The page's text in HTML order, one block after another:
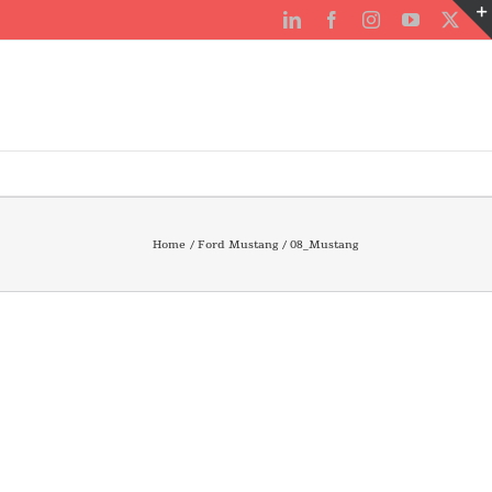
LinkedInFacebookInstagramYouTube
X
Home Ford Mustang 08_Mustang